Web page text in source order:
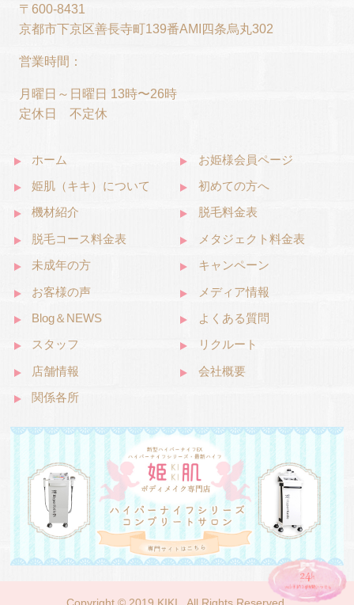
〒600-8431
京都市下京区善長寺町139番AMI四条烏丸302
営業時間：
月曜日～日曜日 13時〜26時
定休日 不定休
ホーム
お姫様会員ページ
姫肌（キキ）について
初めての方へ
機材紹介
脱毛料金表
脱毛コース料金表
メタジェクト料金表
未成年の方
キャンペーン
お客様の声
メディア情報
Blog＆NEWS
よくある質問
スタッフ
リクルート
店舗情報
会社概要
関係各所